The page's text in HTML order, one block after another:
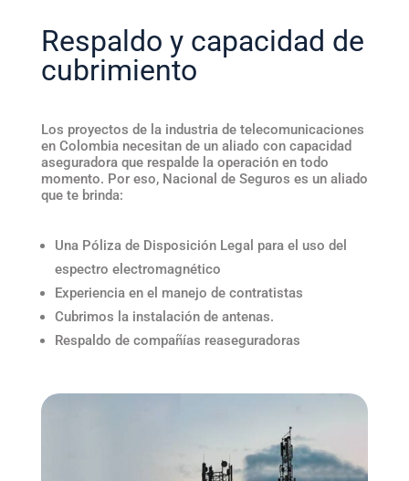
Respaldo y capacidad de
cubrimiento
Los proyectos de la industria de telecomunicaciones
en Colombia necesitan de un aliado con capacidad
aseguradora que respalde la operación en todo
momento. Por eso, Nacional de Seguros es un aliado
que te brinda:
Una Póliza de Disposición Legal para el uso del
espectro electromagnético
Experiencia en el manejo de contratistas
Cubrimos la instalación de antenas.
Respaldo de compañías reaseguradoras